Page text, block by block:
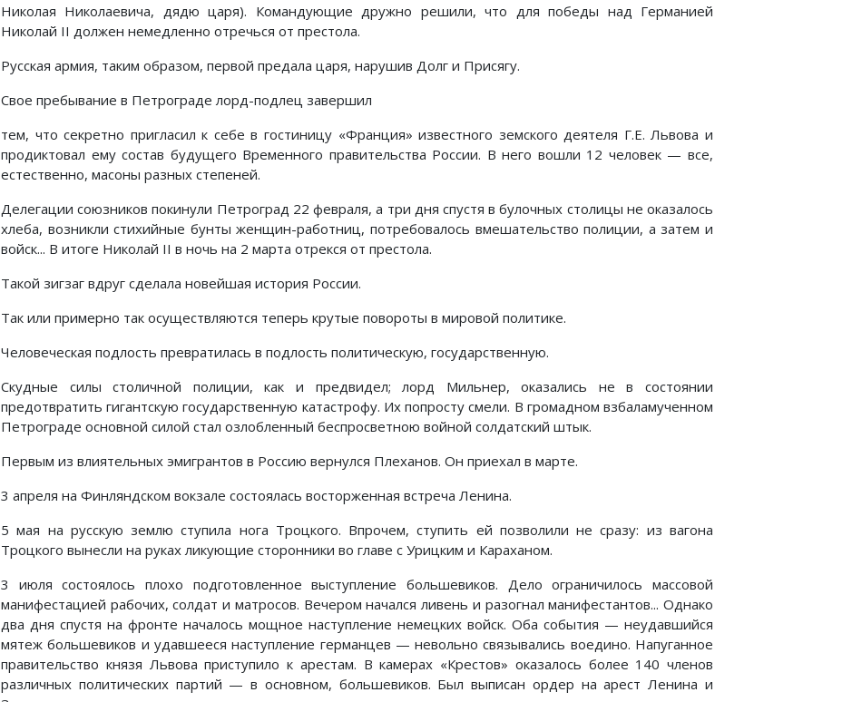
Николая Николаевича, дядю царя). Командующие дружно решили, что для победы над Германией
Николай II должен немедленно отречься от престола.
Русская армия, таким образом, первой предала царя, нарушив Долг и Присягу.
Свое пребывание в Петрограде лорд-подлец завершил
тем, что секретно пригласил к себе в гостиницу «Франция» известного земского деятеля Г.Е. Львова и
продиктовал ему состав будущего Временного правительства России. В него вошли 12 человек — все,
естественно, масоны разных степеней.
Делегации союзников покинули Петроград 22 февраля, а три дня спустя в булочных столицы не оказалось
хлеба, возникли стихийные бунты женщин-работниц, потребовалось вмешательство полиции, а затем и
войск... В итоге Николай II в ночь на 2 марта отрекся от престола.
Такой зигзаг вдруг сделала новейшая история России.
Так или примерно так осуществляются теперь крутые повороты в мировой политике.
Человеческая подлость превратилась в подлость политическую, государственную.
Скудные силы столичной полиции, как и предвидел; лорд Мильнер, оказались не в состоянии
предотвратить гигантскую государственную катастрофу. Их попросту смели. В громадном взбаламученном
Петрограде основной силой стал озлобленный беспросветною войной солдатский штык.
Первым из влиятельных эмигрантов в Россию вернулся Плеханов. Он приехал в марте.
3 апреля на Финляндском вокзале состоялась восторженная встреча Ленина.
5 мая на русскую землю ступила нога Троцкого. Впрочем, ступить ей позволили не сразу: из вагона
Троцкого вынесли на руках ликующие сторонники во главе с Урицким и Караханом.
3 июля состоялось плохо подготовленное выступление большевиков. Дело ограничилось массовой
манифестацией рабочих, солдат и матросов. Вечером начался ливень и разогнал манифестантов... Однако
два дня спустя на фронте началось мощное наступление немецких войск. Оба события — неудавшийся
мятеж большевиков и удавшееся наступление германцев — невольно связывались воедино. Напуганное
правительство князя Львова приступило к арестам. В камерах «Крестов» оказалось более 140 членов
различных политических партий — в основном, большевиков. Был выписан ордер на арест Ленина и